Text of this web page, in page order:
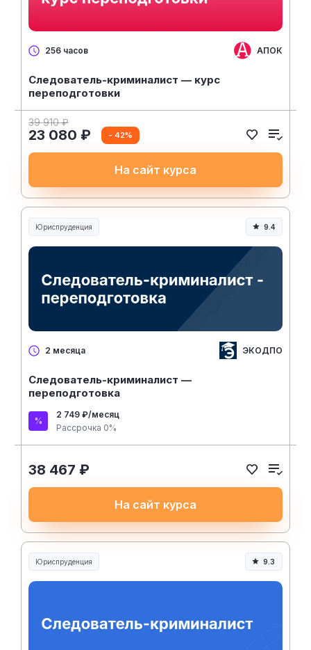
256 часов АПОК
Следователь-криминалист — курс
переподготовки
39 910 ₽
23 080 ₽ - 42%
На сайт курса
Юриспруденция
Юриспруденция и право
9.4
2 месяца ЭКОДПО
Следователь-криминалист —
переподготовка
2 749 ₽/месяц
Рассрочка 0%
38 467 ₽
На сайт курса
Юриспруденция
Юриспруденция и право
9.3